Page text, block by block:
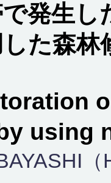
発生し
た森林
using